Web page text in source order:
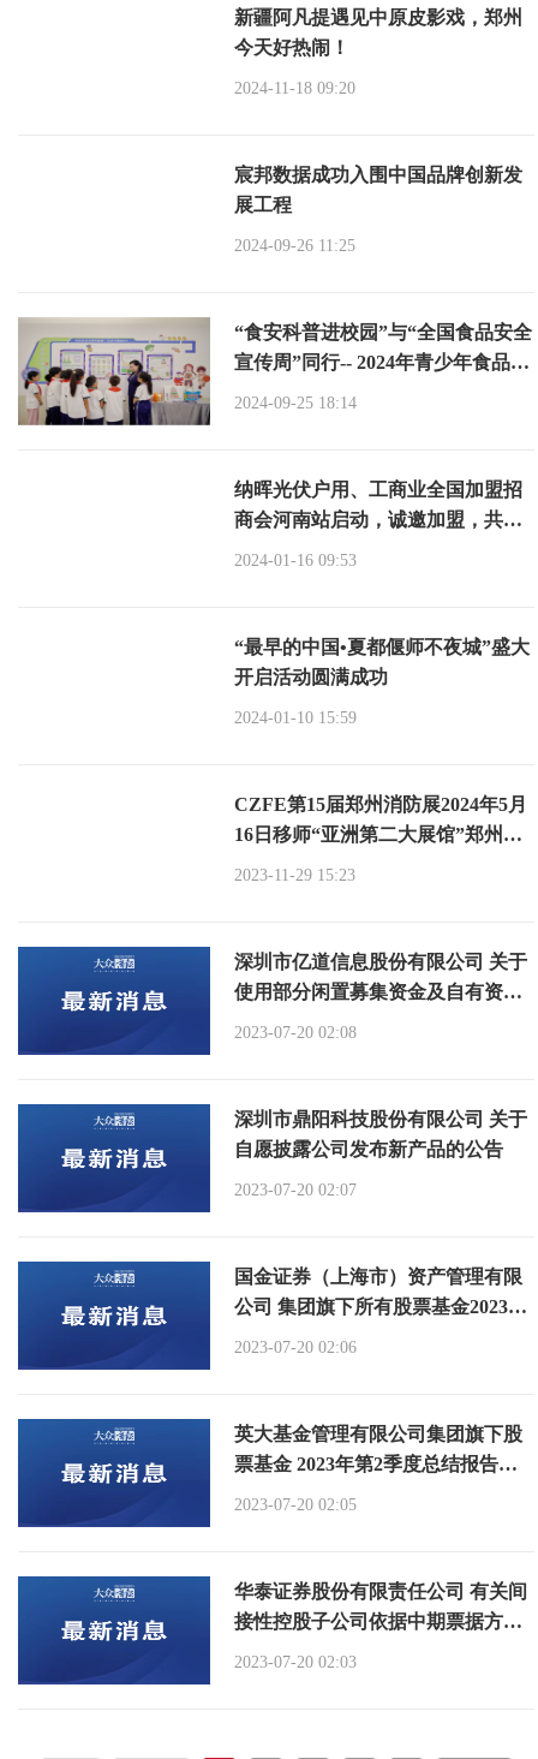
新疆阿凡提遇见中原皮影戏，郑州
今天好热闹！
2024-11-18 09:20
宸邦数据成功入围中国品牌创新发
展工程
2024-09-26 11:25
“食安科普进校园”与“全国食品安全
宣传周”同行-- 2024年青少年食品安
全与营养健康科普教育活动在郑州
2024-09-25 18:14
纳晖光伏户用、工商业全国加盟招
商会河南站启动，诚邀加盟，共赢
生态未来
2024-01-16 09:53
“最早的中国•夏都偃师不夜城”盛大
开启活动圆满成功
2024-01-10 15:59
CZFE第15届郑州消防展2024年5月
16日移师“亚洲第二大展馆”郑州航
空港展馆举办
2023-11-29 15:23
深圳市亿道信息股份有限公司 关于
使用部分闲置募集资金及自有资金
进行现金管理的进展的公告
2023-07-20 02:08
深圳市鼎阳科技股份有限公司 关于
自愿披露公司发布新产品的公告
2023-07-20 02:07
国金证券（上海市）资产管理有限
公司 集团旗下所有股票基金2023年
2季度总结报告的 提示性公告
2023-07-20 02:06
英大基金管理有限公司集团旗下股
票基金 2023年第2季度总结报告提
示性公告
2023-07-20 02:05
华泰证券股份有限责任公司 有关间
接性控股子公司依据中期票据方案
开展发售然后由控股子公司公司担
2023-07-20 02:03